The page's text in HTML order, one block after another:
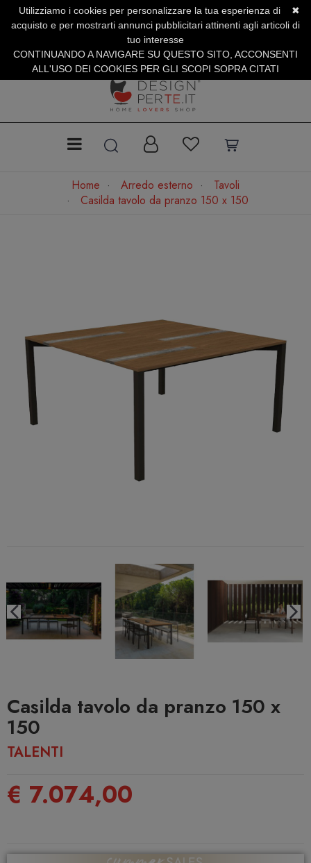
SERVIZIO CLIENTI +39.0773.470.562
SUMMER SALES | Fino al 40% di Sconto
Home Arredo esterno
Tavoli
Casilda tavolo da pranzo 150 x 150
Casilda tavolo da pranzo 150 x
150
TALENTI
€ 7.074,00
✖
Utilizziamo i cookies per personalizzare la tua esperienza di
acquisto e per mostrarti annunci pubblicitari attinenti agli articoli di
tuo interesse
CONTINUANDO A NAVIGARE SU QUESTO SITO, ACCONSENTI
ALL'USO DEI COOKIES PER GLI SCOPI SOPRA CITATI